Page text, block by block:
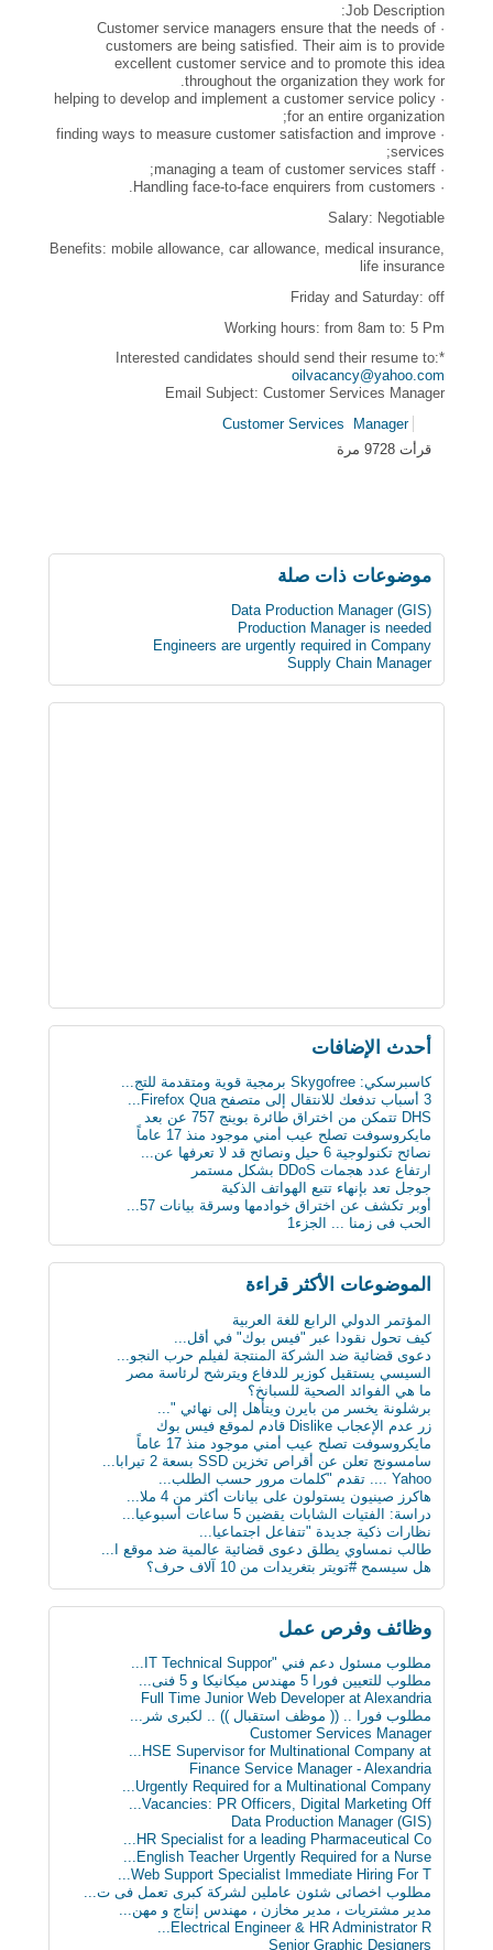
Job Description:
· Customer service managers ensure that the needs of
customers are being satisfied. Their aim is to provide
excellent customer service and to promote this idea
throughout the organization they work for.
· helping to develop and implement a customer service policy
for an entire organization;
· finding ways to measure customer satisfaction and improve
services;
· managing a team of customer services staff;
· Handling face-to-face enquirers from customers.
Salary: Negotiable
Benefits: mobile allowance, car allowance, medical insurance,
life insurance
Friday and Saturday: off
Working hours: from 8am to: 5 Pm
*Interested candidates should send their resume to:
oilvacancy@yahoo.com
Email Subject: Customer Services Manager
Customer Services
Manager
قرأت 9728 مرة
موضوعات ذات صلة
Data Production Manager (GIS)
Production Manager is needed
Engineers are urgently required in Company
Supply Chain Manager
أحدث اﻹضافات
كاسبرسكي: Skygofree برمجية قوية ومتقدمة للتج...
3 أسباب تدفعك للانتقال إلى متصفح Firefox Qua...
DHS تتمكن من اختراق طائرة بوينج 757 عن بعد
مايكروسوفت تصلح عيب أمني موجود منذ 17 عاماً
نصائح تكنولوجية 6 حيل ونصائح قد لا تعرفها عن...
ارتفاع عدد هجمات DDoS بشكل مستمر
جوجل تعد بإنهاء تتبع الهواتف الذكية
أوبر تكشف عن اختراق خوادمها وسرقة بيانات 57...
الحب فى زمنا ... الجزء1
الثلج يشكل خطرا على حياة الرجل
لماذا يجب على الحوامل تجنب تناول الجبنة الطري...
بعد 3 عقود عدد الروبوتات سيفوق تعداد البشر بن...
أول ساعة ذكية للمكفوفين.. تحسس الرسائل على ال...
كيف تعطّل تحديث فيس بوك الذي أزعج الجميع؟
دراسة : كيلو عسل النحل يمنح طاقة تعادل 3 آلاف...
سن الأربعين لم يعد يمثل عائقا للزواج والإنجاب...
ثورة في عالم الطب: حبوب مبتكرة تنقل البيانات...
علماء يابانيون يكشفون الرابط بين قلة النوم وا...
دماغك قد يقتلك بسبب السكر
8 حيل ذكية تجعل حياتك أسهل
« ميادين المدن التاريخية ودورها في تأصيل الهو...
ابتكار طبي يستخدم سائلا غير الدم لقياس مستوى...
دراسة: المأكولات البحرية تطيل العمر
البدناء أكثر سعادة من غيرهم!
الموضوعات اﻷكثر قراءة
المؤتمر الدولي الرابع للغة العربية
كيف تحول نقودا عبر "فيس بوك" في أقل...
دعوى قضائية ضد الشركة المنتجة لفيلم حرب النجو...
السيسي يستقيل كوزير للدفاع ويترشح لرئاسة مصر
ما هي الفوائد الصحية للسبانخ؟
برشلونة يخسر من بايرن ويتأهل إلى نهائي "...
زر عدم الإعجاب Dislike قادم لموقع فيس بوك
مايكروسوفت تصلح عيب أمني موجود منذ 17 عاماً
سامسونج تعلن عن أقراص تخزين SSD بسعة 2 تيرابا...
Yahoo .... تقدم "كلمات مرور حسب الطلب...
هاكرز صينيون يستولون على بيانات أكثر من 4 ملا...
دراسة: الفتيات الشابات يقضين 5 ساعات أسبوعيا...
نظارات ذكية جديدة "تتفاعل اجتماعيا...
طالب نمساوي يطلق دعوى قضائية عالمية ضد موقع ا...
هل سيسمح #تويتر بتغريدات من 10 آلاف حرف؟
وظائف وفرص عمل
مطلوب مسئول دعم فني "IT Technical Suppor...
مطلوب للتعيين فورا 5 مهندس ميكانيكا و 5 فنى...
Full Time Junior Web Developer at Alexandria
مطلوب‬ فورا .. (( موظف استقبال )) .. لكبرى شر...
Customer Services Manager
HSE Supervisor for Multinational Company at...
Finance Service Manager - Alexandria
Urgently Required for a Multinational Company...
Vacancies: PR Officers, Digital Marketing Off...
Data Production Manager (GIS)
HR Specialist for a leading Pharmaceutical Co...
English Teacher Urgently Required for a Nurse...
Web Support Specialist Immediate Hiring For T...
مطلوب اخصائى شئون عاملين لشركة كبرى تعمل فى ت...
مدير مشتريات ، مدير مخازن ، مهندس إنتاج و مهن...
Electrical Engineer & HR Administrator R...
Senior Graphic Designers